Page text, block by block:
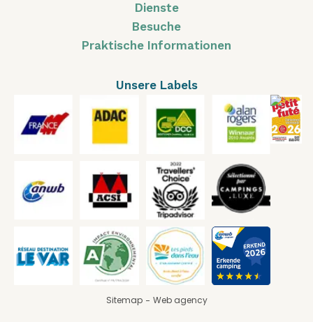
Dienste
Besuche
Praktische Informationen
Unsere Labels
Sitemap Web agency